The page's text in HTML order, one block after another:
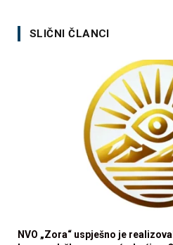
SLIČNI ČLANCI
NVO „Zora“ uspješno je